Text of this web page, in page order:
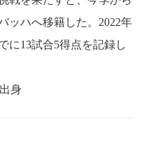
ッハへ移籍した。2022年
に13試合5得点を記録し
身